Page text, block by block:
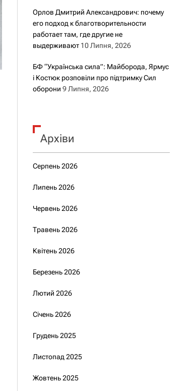
Орлов Дмитрий Александрович: почему
его подход к благотворительности
работает там, где другие не
выдерживают 10 Липня, 2026
БФ “Українська сила”: Майборода, Ярмус
і Костюк розповіли про підтримку Сил
оборони 9 Липня, 2026
Архіви
Серпень 2026
Липень 2026
Червень 2026
Травень 2026
Квітень 2026
Березень 2026
Лютий 2026
Січень 2026
Грудень 2025
Листопад 2025
Жовтень 2025